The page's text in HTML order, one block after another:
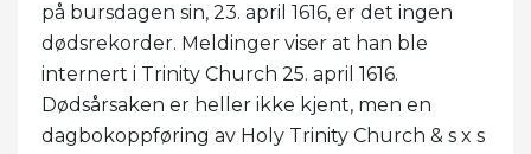
på bursdagen sin, 23. april 1616, er det ingen
dødsrekorder. Meldinger viser at han ble
internert i Trinity Church 25. april 1616.
Dødsårsaken er heller ikke kjent, men en
dagbokoppføring av Holy Trinity Church & s x s